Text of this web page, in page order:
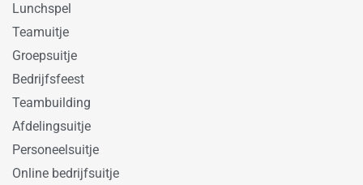
Lunchspel
Teamuitje
Groepsuitje
Bedrijfsfeest
Teambuilding
Afdelingsuitje
Personeelsuitje
Online bedrijfsuitje